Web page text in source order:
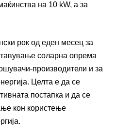
на 10 kW, а за
рок од еден месец за
соларна опрема
производители и за
Целта е да се
постапка и да се
кон користење